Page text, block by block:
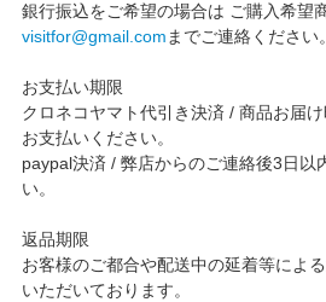
銀行振込をご希望の場合は ご購入希望
visitfor@gmail.comまでご連絡ください。
お支払い期限
クロネコヤマト代引き決済 / 商品お届
お支払いください。
paypal決済 / 弊店からのご連絡後3日以
い。
返品期限
お客様のご都合や配送中の延着等によ
いただいております。